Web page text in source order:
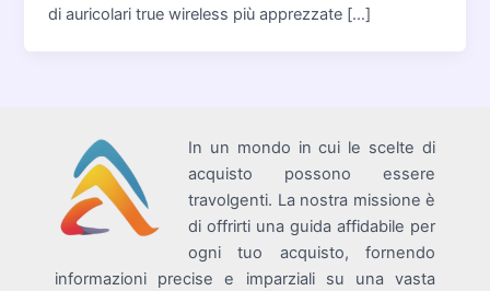
di auricolari true wireless più apprezzate […]
In un mondo in cui le scelte di
acquisto possono essere
travolgenti. La nostra missione è
di offrirti una guida affidabile per
ogni tuo acquisto, fornendo
informazioni precise e imparziali su una vasta